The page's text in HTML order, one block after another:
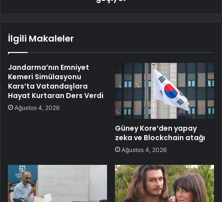
İlgili Makaleler
Jandarma’nın Emniyet
Kemeri Simülasyonu
Kars’ta Vatandaşlara
Hayat Kurtaran Ders Verdi
Ağustos 4, 2026
Güney Kore’den yapay
zeka ve Blockchain atağı
Ağustos 4, 2026